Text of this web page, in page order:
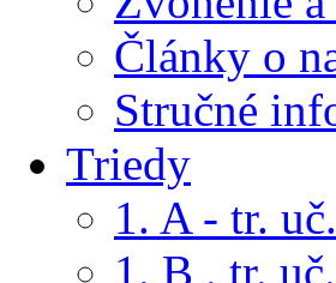
Články o
Stručné
Triedy
1. A - tr.
1. B . tr.